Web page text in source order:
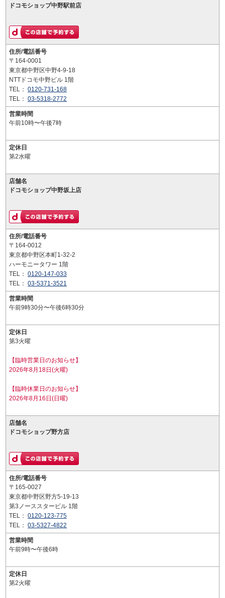
ドコモショップ中野駅前店
住所/電話番号
〒164-0001
東京都中野区中野4-9-18
NTTドコモ中野ビル 1階
TEL： 0120-731-168
TEL： 03-5318-2772
営業時間
午前10時〜午後7時
定休日
第2水曜
店舗名
ドコモショップ中野坂上店
住所/電話番号
〒164-0012
東京都中野区本町1-32-2
ハーモニータワー 1階
TEL： 0120-147-033
TEL： 03-5371-3521
営業時間
午前9時30分〜午後6時30分
定休日
第3火曜
【臨時営業日のお知らせ】
2026年8月18日(火曜)
【臨時休業日のお知らせ】
2026年8月16日(日曜)
店舗名
ドコモショップ野方店
住所/電話番号
〒165-0027
東京都中野区野方5-19-13
第3ノーススタービル 1階
TEL： 0120-123-775
TEL： 03-5327-4822
営業時間
午前9時〜午後6時
定休日
第2火曜